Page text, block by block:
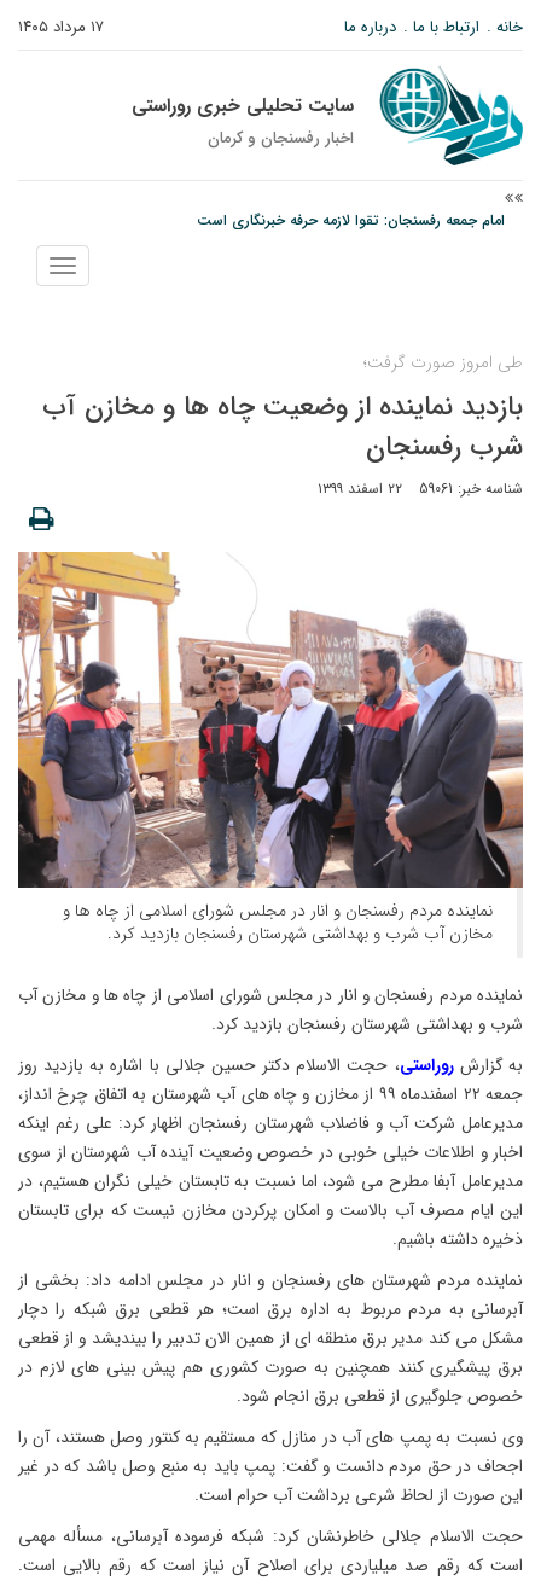
۱۷ مرداد ۱۴۰۵ خانه ارتباط با ما درباره ما
سایت تحلیلی خبری روراستی
اخبار رفسنجان و كرمان
پیش‌بینی هواشناسی برای استان کرمان؛ از وزش باد و گردوخاک تا رگبار و رعدوبرق
نمایش
منو
طی امروز صورت گرفت؛
بازدید نماینده از وضعیت چاه ها و مخازن آب
شرب رفسنجان
شناسه خبر: 59061 ۲۲ اسفند ۱۳۹۹
نماینده مردم رفسنجان و انار در مجلس شورای اسلامی از چاه ها و
مخازن آب شرب و بهداشتی شهرستان رفسنجان بازدید کرد.
نماینده مردم رفسنجان و انار در مجلس شورای اسلامی از چاه ها و مخازن آب
شرب و بهداشتی شهرستان رفسنجان بازدید کرد.
به گزارشروراستی، حجت الاسلام دکتر حسین جلالی با اشاره به بازدید روز
جمعه ۲۲ اسفندماه ۹۹ از مخازن و چاه های آب شهرستان به اتفاق چرخ انداز،
مدیرعامل شرکت آب و فاضلاب شهرستان رفسنجان اظهار کرد: علی رغم اینکه
اخبار و اطلاعات خیلی خوبی در خصوص وضعیت آینده آب شهرستان از سوی
مدیرعامل آبفا مطرح می شود، اما نسبت به تابستان خیلی نگران هستیم، در
این ایام مصرف آب بالاست و امکان پرکردن مخازن نیست که برای تابستان
ذخیره داشته باشیم.
نماینده مردم شهرستان های رفسنجان و انار در مجلس ادامه داد: بخشی از
آبرسانی به مردم مربوط به اداره برق است؛ هر قطعی برق شبکه را دچار
مشکل می کند مدیر برق منطقه ای از همین الان تدبیر را بیندیشد و از قطعی
برق پیشگیری کنند همچنین به صورت کشوری هم پیش بینی های لازم در
خصوص جلوگیری از قطعی برق انجام شود.
وی نسبت به پمپ های آب در منازل که مستقیم به کنتور وصل هستند، آن را
اجحاف در حق مردم دانست و گفت: پمپ باید به منبع وصل باشد که در غیر
این صورت از لحاظ شرعی برداشت آب حرام است.
حجت الاسلام جلالی خاطرنشان کرد: شبکه فرسوده آبرسانی، مسأله مهمی
است که رقم صد میلیاردی برای اصلاح آن نیاز است که رقم بالایی است.